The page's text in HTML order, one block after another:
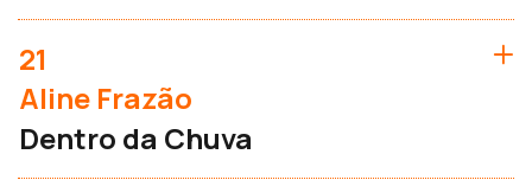
21
Aline Frazão
Dentro da Chuva